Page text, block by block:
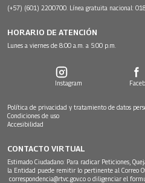
(+57) (601) 2200700. Línea gratuita nacional:
HORARIO DE ATENCIÓN
Lunes a viernes de 8:00 a.m. a 5:00 p.m.
Instagram
Política de privacidad y tratamiento de datos
Condiciones de uso
Accesibilidad
CONTACTO VIRTUAL
Estimado Ciudadano: Para radicar Peticiones,
la Entidad puede remitir lo pertinente al Correo
correspondencia@rtvc.gov.co o diligenciar el